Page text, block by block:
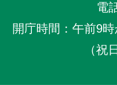
電
開庁時間：午前9
（祝